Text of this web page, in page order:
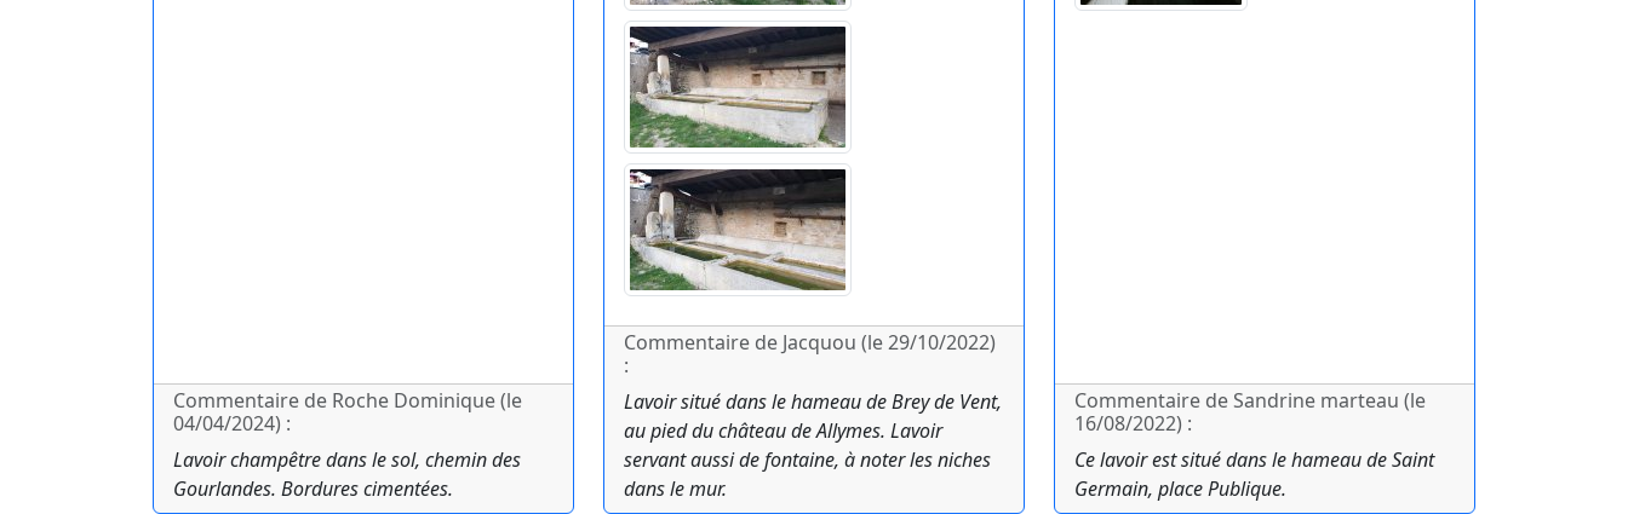
Commentaire de Roche Dominique (le
04/04/2024) :
Lavoir champêtre dans le sol, chemin des
Gourlandes. Bordures cimentées.
Commentaire de Jacquou (le 29/10/2022)
:
Lavoir situé dans le hameau de Brey de Vent,
au pied du château de Allymes. Lavoir
servant aussi de fontaine, à noter les niches
dans le mur.
Commentaire de Sandrine marteau (le
16/08/2022) :
Ce lavoir est situé dans le hameau de Saint
Germain, place Publique.